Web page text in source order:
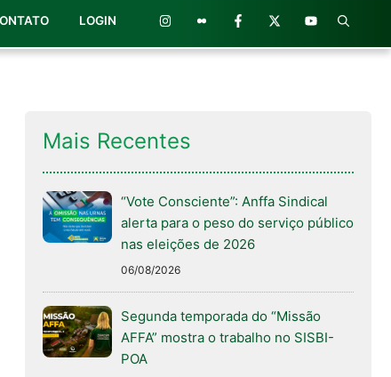
LOGIN
Mais Recentes
“Vote Consciente”: Anffa Sindical
alerta para o peso do serviço público
nas eleições de 2026
06/08/2026
Segunda temporada do “Missão
AFFA” mostra o trabalho no SISBI-
POA